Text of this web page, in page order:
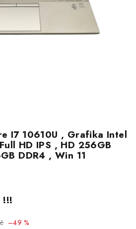
I7 10610U , Grafika Intel
HD IPS , HD 256GB
DDR4 , Win 11
!!!
–49 %